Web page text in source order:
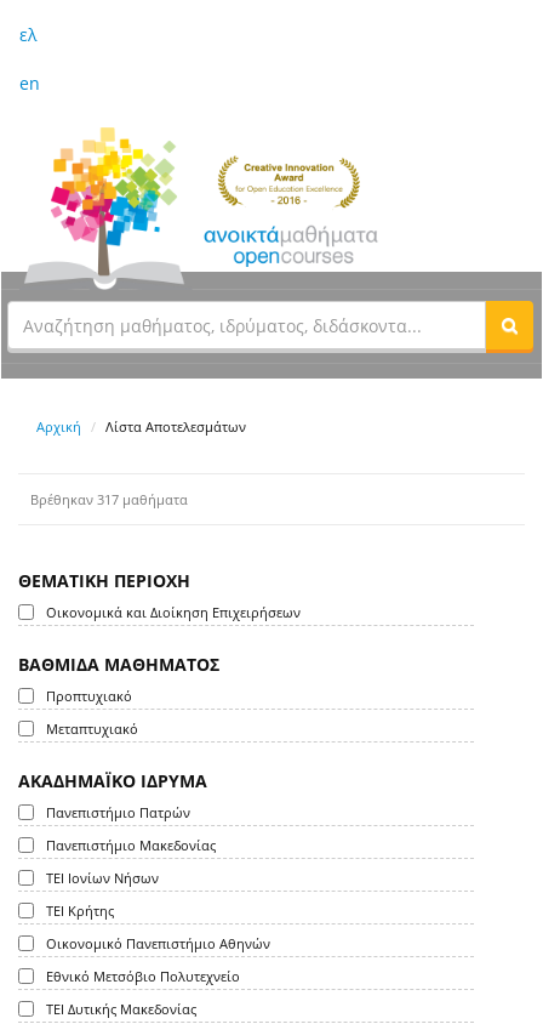
ελ
en
Αρχική Λίστα Αποτελεσμάτων
Βρέθηκαν 317 μαθήματα
ΘΕΜΑΤΙΚΗ ΠΕΡΙΟΧΗ
Οικονομικά και Διοίκηση Επιχειρήσεων
ΒΑΘΜΙΔΑ ΜΑΘΗΜΑΤΟΣ
Προπτυχιακό
Μεταπτυχιακό
ΑΚΑΔΗΜΑΪΚΟ ΙΔΡΥΜΑ
Πανεπιστήμιο Πατρών
Πανεπιστήμιο Μακεδονίας
ΤΕΙ Ιονίων Νήσων
ΤΕΙ Κρήτης
Οικονομικό Πανεπιστήμιο Αθηνών
Εθνικό Μετσόβιο Πολυτεχνείο
ΤΕΙ Δυτικής Μακεδονίας